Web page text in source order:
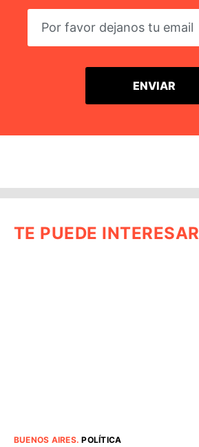
TE PUEDE INTERESAR
BUENOS AIRES.POLÍTICA